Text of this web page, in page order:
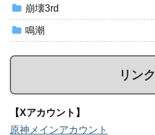
崩壊3rd
鳴潮
リンク
【Xアカウント】
原神メインアカウント